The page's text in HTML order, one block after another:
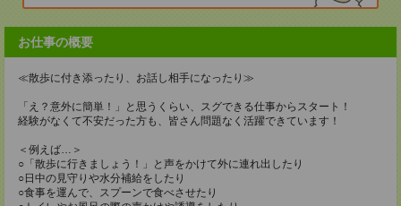
お仕事の概要
≪散歩に付き添ったり、お話し相手になったり≫
「え？意外に簡単！」と思うくらい、スグできる仕事からスタート！
経験がなくて不安だった方も、皆さん問題なく活躍できています！
＜例えば…＞
○「散歩に行きましょう！」と声をかけて外に連れ出したり
○日中の見守りや水分補給をしたり
○食事を運んで、スプーンで食べさせたり